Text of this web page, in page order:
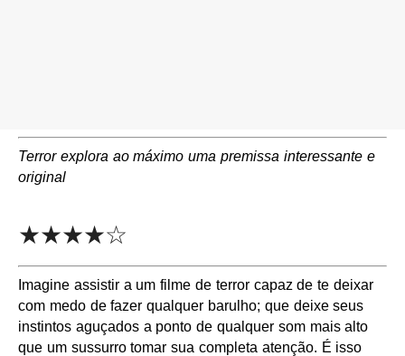
Terror explora ao máximo uma premissa interessante e
original
★★★★☆
Imagine assistir a um filme de terror capaz de te deixar
com medo de fazer qualquer barulho; que deixe seus
instintos aguçados a ponto de qualquer som mais alto
que um sussurro tomar sua completa atenção. É isso